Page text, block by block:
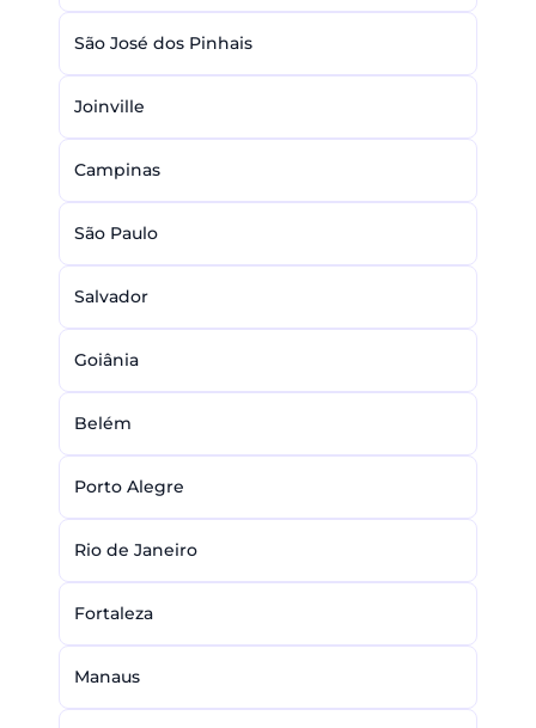
São José dos Pinhais
Joinville
Campinas
São Paulo
Salvador
Goiânia
Belém
Porto Alegre
Rio de Janeiro
Fortaleza
Manaus